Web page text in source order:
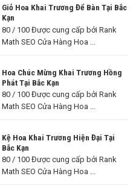
Giỏ Hoa Khai Trương Để Bàn Tại Bắc
Kạn
80 / 100 Được cung cấp bởi Rank
Math SEO Cửa Hàng Hoa ...
Hoa Chúc Mừng Khai Trương Hồng
Phát Tại Bắc Kạn
80 / 100 Được cung cấp bởi Rank
Math SEO Cửa Hàng Hoa ...
Kệ Hoa Khai Trương Hiện Đại Tại
Bắc Kạn
80 / 100 Được cung cấp bởi Rank
Math SEO Cửa Hàng Hoa ...